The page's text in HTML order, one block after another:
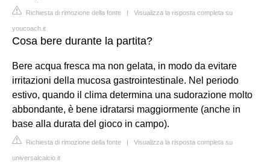
Richiesta di rimozione della fonte | Visualizza la risposta completa su
youcoach.it
Cosa bere durante la partita?
Bere acqua fresca ma non gelata, in modo da evitare
irritazioni della mucosa gastrointestinale. Nel periodo
estivo, quando il clima determina una sudorazione molto
abbondante, è bene idratarsi maggiormente (anche in
base alla durata del gioco in campo).
Richiesta di rimozione della fonte | Visualizza la risposta completa su
universalcalcio.it